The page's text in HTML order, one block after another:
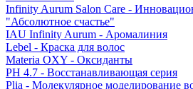
Infinity Aurum Salon Care -
"Абсолютное счастье"
IAU Infinity Aurum - Аромалиния
Lebel - Краска для волос
Materia OXY - Оксиданты
PH 4.7 - Восстанавливающая серия
Plia - Молекулярное моделирование